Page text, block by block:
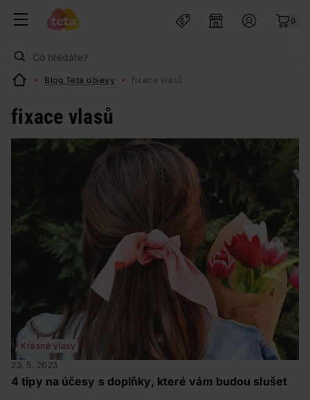
0
Blog Teta objevy fixace vlasů
fixace vlasů
Krásné vlasy
23. 5. 2023
4 tipy na účesy s doplňky, které vám budou slušet